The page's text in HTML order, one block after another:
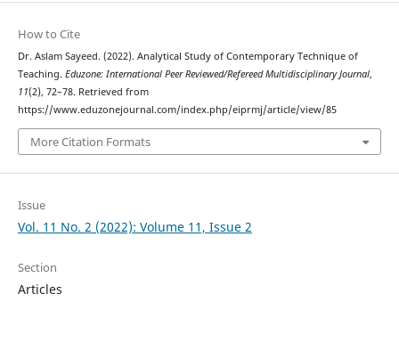
How to Cite
Dr. Aslam Sayeed. (2022). Analytical Study of Contemporary Technique of
Teaching. Eduzone: International Peer Reviewed/Refereed Multidisciplinary Journal,
11(2), 72–78. Retrieved from
https://www.eduzonejournal.com/index.php/eiprmj/article/view/85
More Citation Formats
Issue
Vol. 11 No. 2 (2022): Volume 11, Issue 2
Section
Articles